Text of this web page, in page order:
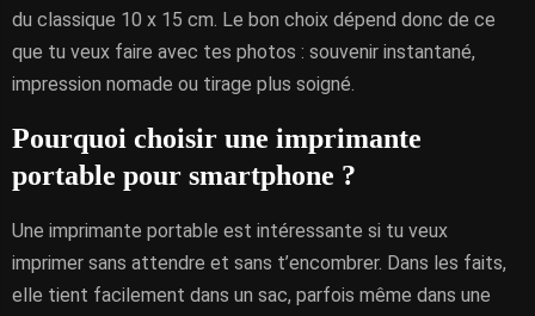
du classique 10 x 15 cm. Le bon choix dépend donc de ce
que tu veux faire avec tes photos : souvenir instantané,
impression nomade ou tirage plus soigné.
Pourquoi choisir une imprimante
portable pour smartphone ?
Une imprimante portable est intéressante si tu veux
imprimer sans attendre et sans t’encombrer. Dans les faits,
elle tient facilement dans un sac, parfois même dans une